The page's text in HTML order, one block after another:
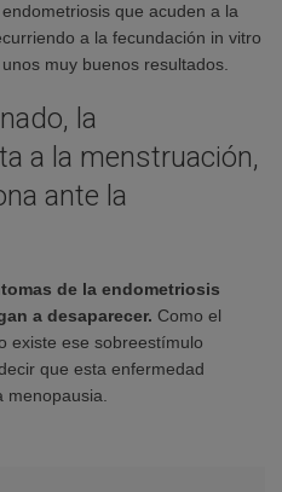
que acuden a la
a la fecundación in vitro
muy buenos resultados.
la
a la menstruación,
ante la
de la endometriosis
a desaparecer. Como el
existe ese sobreestímulo
que esta enfermedad
menopausia.